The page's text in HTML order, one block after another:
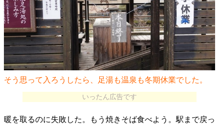
そう思って入ろうしたら、足湯も温泉も冬期休業でした。
いったん広告です
暖を取るのに失敗した。もう焼きそば食べよう。駅まで戻っ